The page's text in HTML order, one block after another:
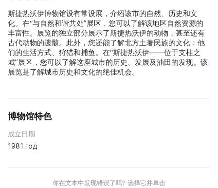
斯捷热沃伊博物馆设有常设展，介绍该市的自然、历史和文
化。在“与自然和谐共处”展区，您可以了解该地区自然资源的
丰富性。展览的独立部分展示了斯捷热沃伊的动物，甚至还有
古代动物的遗骸。此外，您还能了解北方土著民族的文化：他
们的生活方式、狩猎和捕鱼。在“斯捷热沃伊——位于支柱之
城”展区，您可以了解这座城市的历史、发展及油田的发现。该
展览是了解城市历史和文化的绝佳机会。
博物馆特色
成立日期
1981 год
你在文本中发现错误了吗? 选择它并单击